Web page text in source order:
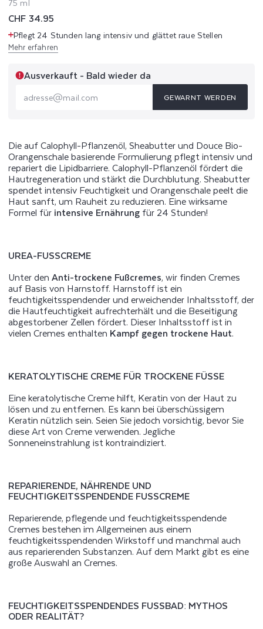
75 ml
Normaler
CHF 34.95
Pflegt 24 Stunden lang intensiv und glättet raue Stellen
Mehr erfahren
Ausverkauft - Bald wieder da
adresse@mail.com GEWARNT WERDEN
Die auf Calophyll-Pflanzenöl, Sheabutter und Douce Bio-
Orangenschale basierende Formulierung pflegt intensiv und
repariert die Lipidbarriere. Calophyll-Pflanzenöl fördert die
Hautregeneration und stärkt die Durchblutung. Sheabutter
spendet intensiv Feuchtigkeit und Orangenschale peelt die
Haut sanft, um Rauheit zu reduzieren. Eine wirksame
Formel für intensive Ernährung für 24 Stunden!
UREA-FUSSCREME
Unter den Anti-trockene Fußcremes, wir finden Cremes
auf Basis von Harnstoff. Harnstoff ist ein
feuchtigkeitsspendender und erweichender Inhaltsstoff, der
die Hautfeuchtigkeit aufrechterhält und die Beseitigung
abgestorbener Zellen fördert. Dieser Inhaltsstoff ist in
vielen Cremes enthalten Kampf gegen trockene Haut.
KERATOLYTISCHE CREME FÜR TROCKENE FÜSSE
Eine keratolytische Creme hilft, Keratin von der Haut zu
lösen und zu entfernen. Es kann bei überschüssigem
Keratin nützlich sein. Seien Sie jedoch vorsichtig, bevor Sie
diese Art von Creme verwenden. Jegliche
Sonneneinstrahlung ist kontraindiziert.
REPARIERENDE, NÄHRENDE UND
FEUCHTIGKEITSSPENDENDE FUSSCREME
Reparierende, pflegende und feuchtigkeitsspendende
Cremes bestehen im Allgemeinen aus einem
feuchtigkeitsspendenden Wirkstoff und manchmal auch
aus reparierenden Substanzen. Auf dem Markt gibt es eine
große Auswahl an Cremes.
FEUCHTIGKEITSSPENDENDES FUSSBAD: MYTHOS O
DER REALITÄT?